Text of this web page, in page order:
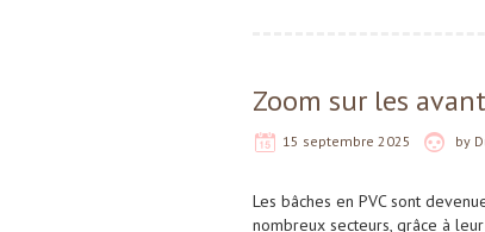
Zoom sur les
15 septembre 2025 by
Les bâches en PVC sont
nombreux secteurs, grâce à